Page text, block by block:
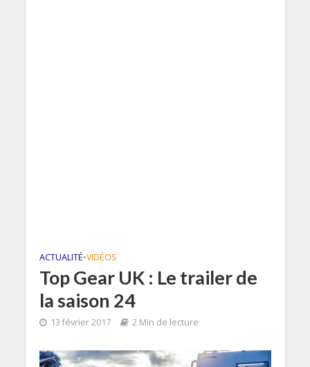
ACTUALITÉ•VIDÉOS
Top Gear UK : Le trailer de
la saison 24
13 février 2017 2 Min de lecture